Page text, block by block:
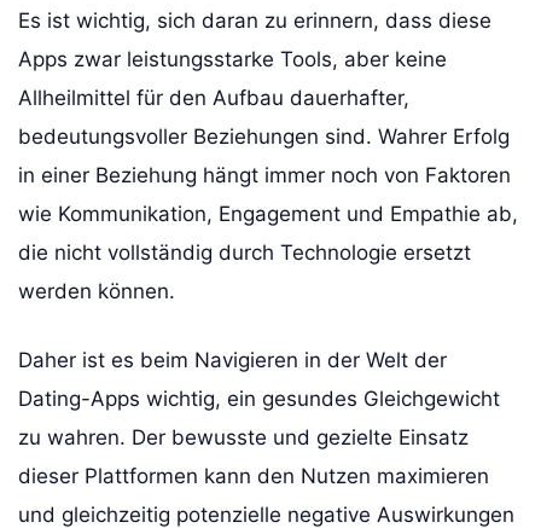
Es ist wichtig, sich daran zu erinnern, dass diese
Apps zwar leistungsstarke Tools, aber keine
Allheilmittel für den Aufbau dauerhafter,
bedeutungsvoller Beziehungen sind. Wahrer Erfolg
in einer Beziehung hängt immer noch von Faktoren
wie Kommunikation, Engagement und Empathie ab,
die nicht vollständig durch Technologie ersetzt
werden können.
Daher ist es beim Navigieren in der Welt der
Dating-Apps wichtig, ein gesundes Gleichgewicht
zu wahren. Der bewusste und gezielte Einsatz
dieser Plattformen kann den Nutzen maximieren
und gleichzeitig potenzielle negative Auswirkungen